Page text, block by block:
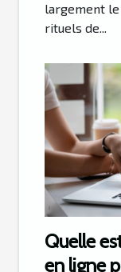
largement
rituels de...
Quelle
en ligne